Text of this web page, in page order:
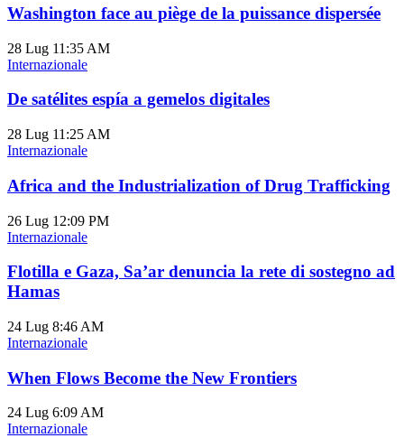
Washington face au piège de la puissance dispersée
28 Lug 11:35 AM
Internazionale
De satélites espía a gemelos digitales
28 Lug 11:25 AM
Internazionale
Africa and the Industrialization of Drug Trafficking
26 Lug 12:09 PM
Internazionale
Flotilla e Gaza, Sa’ar denuncia la rete di sostegno ad
Hamas
24 Lug 8:46 AM
Internazionale
When Flows Become the New Frontiers
24 Lug 6:09 AM
Internazionale